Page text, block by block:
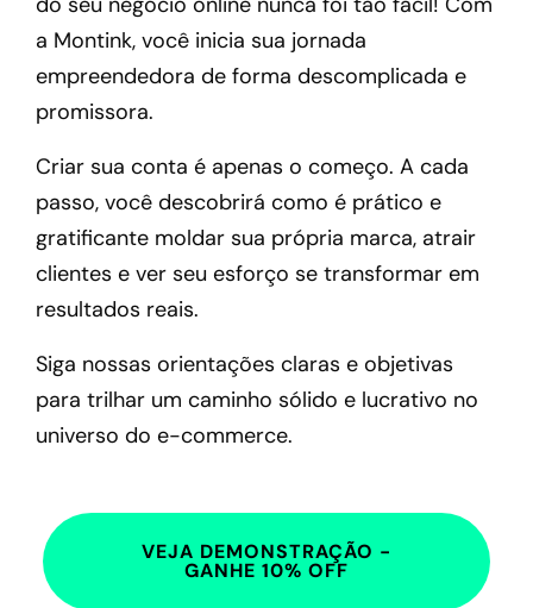
a Montink, você inicia sua jornada
empreendedora de forma descomplicada e
promissora.
Criar sua conta é apenas o começo. A cada
passo, você descobrirá como é prático e
gratificante moldar sua própria marca, atrair
clientes e ver seu esforço se transformar em
resultados reais.
Siga nossas orientações claras e objetivas
para trilhar um caminho sólido e lucrativo no
universo do e-commerce.
VEJA DEMONSTRAÇÃO -
GANHE 10% OFF